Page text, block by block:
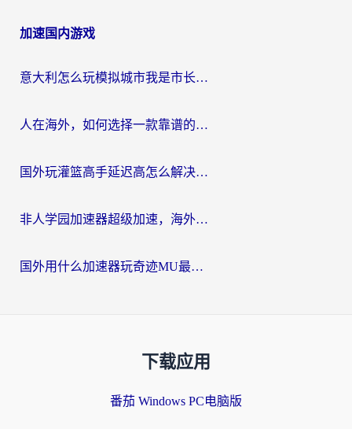
加速国内游戏
意大利怎么玩模拟城市我是市长？海外党国服游戏加速终极攻略（附三国3量子特攻解决办法）
人在海外，如何选择一款靠谱的玩剑灵2加速器？
国外玩灌篮高手延迟高怎么解决？海外玩家国服游戏加速终极指南
非人学园加速器超级加速，海外玩家重返国服的通行证
国外用什么加速器玩奇迹MU最好？2026海外玩家国服游戏加速全攻略
下载应用
番茄 Windows PC电脑版